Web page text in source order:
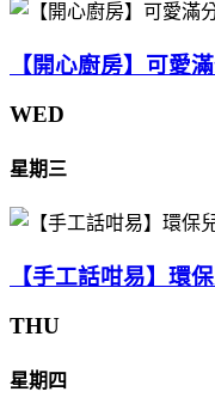
【開心廚房】可愛
WED
星期三
【手工話咁易】環
THU
星期四